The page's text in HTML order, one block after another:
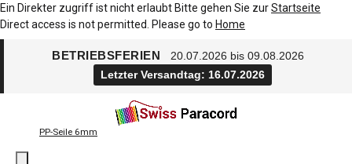
Ein Direkter zugriff ist nicht erlaubt Bitte gehen Sie zurStartseite
Direct access is not permitted. Please go to Home
BETRIEBSFERIEN
20.07.2026 bis 09.08.2026
Letzter Versandtag: 16.07.2026
PP-Seile 6mm